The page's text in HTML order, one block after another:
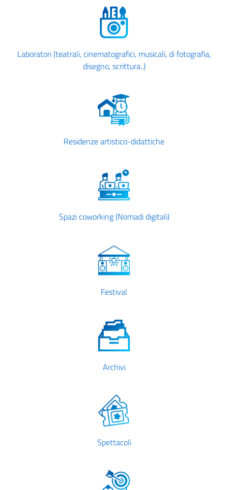
Laboratori (teatrali, cinematografici, musicali, di fotografia,
disegno, scrittura..)
Residenze artistico-didattiche
Spazi coworking (Nomadi digitali)
Festival
Archivi
Spettacoli